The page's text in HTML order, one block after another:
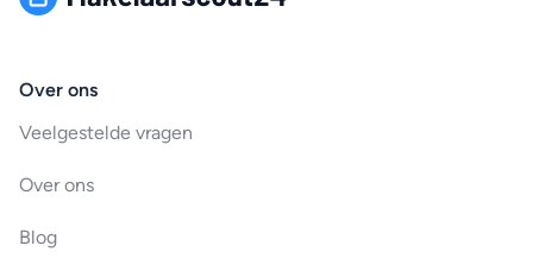
Over ons
Veelgestelde vragen
Over ons
Blog